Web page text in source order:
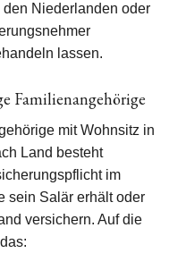
Niederlanden oder
lassen.
Familienangehörige
mit Wohnsitz in
Land besteht
im
sein Salär erhält oder
versichern. Auf die